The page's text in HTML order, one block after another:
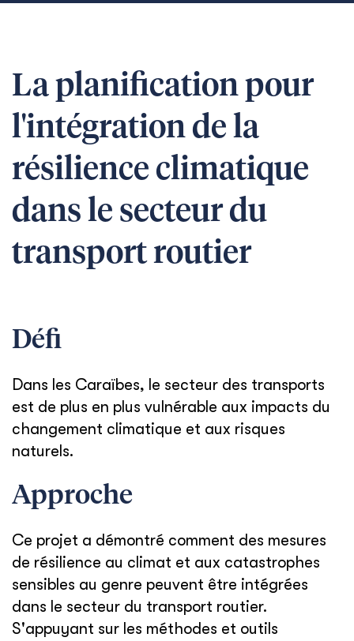
La planification pour
l'intégration de la
résilience climatique
dans le secteur du
transport routier
Défi
Dans les Caraïbes, le secteur des transports
est de plus en plus vulnérable aux impacts du
changement climatique et aux risques
naturels.
Approche
Ce projet a démontré comment des mesures
de résilience au climat et aux catastrophes
sensibles au genre peuvent être intégrées
dans le secteur du transport routier.
S'appuyant sur les méthodes et outils